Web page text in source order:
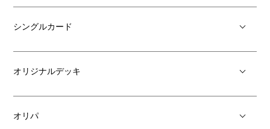
シングルカード
オリジナルデッキ
オリパ